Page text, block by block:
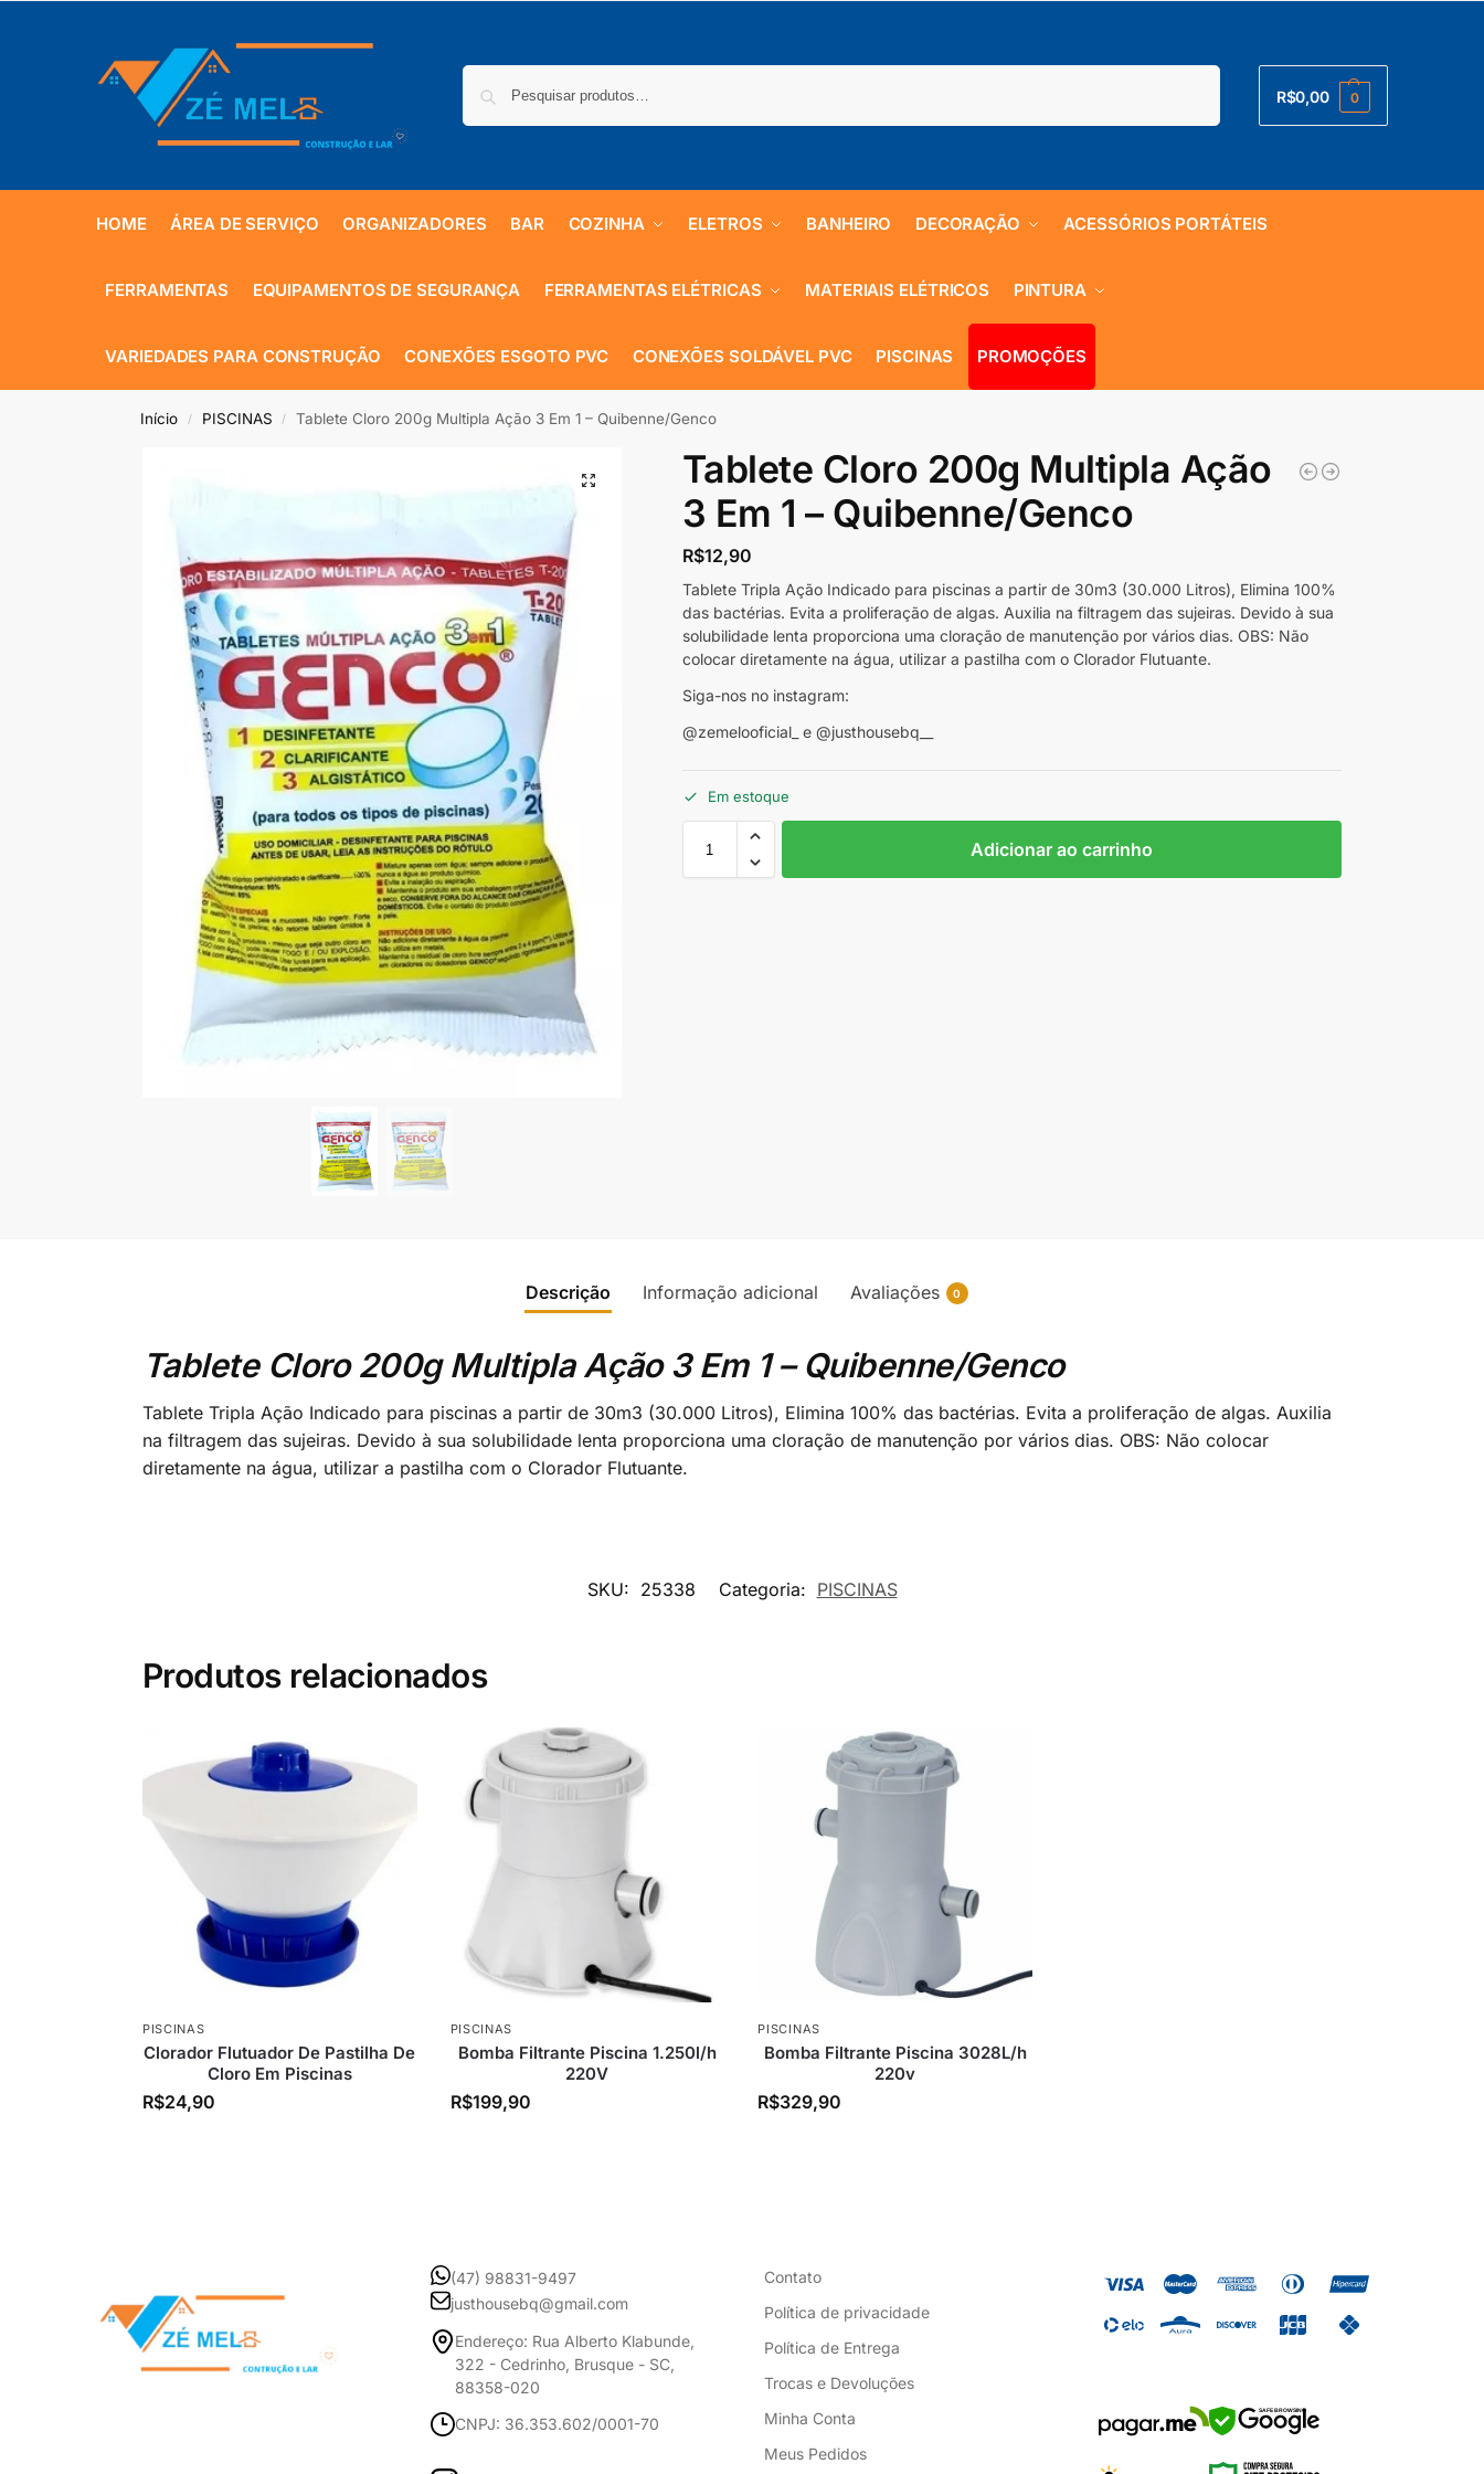
R$0,00 0
HOME ÁREA DE SERVIÇO ORGANIZADORES BAR COZINHA ELETROS BANHEIRO DECORAÇÃO ACESSÓRIOS PORTÁTEIS
FERRAMENTAS EQUIPAMENTOS DE SEGURANÇA FERRAMENTAS ELÉTRICAS MATERIAIS ELÉTRICOS PINTURA
VARIEDADES PARA CONSTRUÇÃO CONEXÕES ESGOTO PVC CONEXÕES SOLDÁVEL PVC PISCINAS PROMOÇÕES
Início / PISCINAS / Tablete Cloro 200g Multipla Ação 3 Em 1 – Quibenne/Genco
Tablete Cloro 200g Multipla Ação
3 Em 1 – Quibenne/Genco
R$12,90
Tablete Tripla Ação Indicado para piscinas a partir de 30m3 (30.000 Litros), Elimina 100%
das bactérias. Evita a proliferação de algas. Auxilia na filtragem das sujeiras. Devido à sua
solubilidade lenta proporciona uma cloração de manutenção por vários dias. OBS: Não
colocar diretamente na água, utilizar a pastilha com o Clorador Flutuante.
Siga-nos no instagram:
@zemelooficial_ e @justhousebq__
Em estoque
Adicionar ao carrinho
Descrição Informação adicional Avaliações 0
Tablete Cloro 200g Multipla Ação 3 Em 1 – Quibenne/Genco
Tablete Tripla Ação Indicado para piscinas a partir de 30m3 (30.000 Litros), Elimina 100% das bactérias. Evita a proliferação de algas. Auxilia
na filtragem das sujeiras. Devido à sua solubilidade lenta proporciona uma cloração de manutenção por vários dias. OBS: Não colocar
diretamente na água, utilizar a pastilha com o Clorador Flutuante.
SKU: 25338 Categoria: PISCINAS
Produtos relacionados
PISCINAS
Clorador Flutuador De Pastilha De
Cloro Em Piscinas
R$24,90
PISCINAS
Bomba Filtrante Piscina 1.250l/h
220V
R$199,90
PISCINAS
Bomba Filtrante Piscina 3028L/h
220v
R$329,90
(47) 98831-9497
justhousebq@gmail.com
Endereço: Rua Alberto Klabunde,
322 - Cedrinho, Brusque - SC,
88358-020
CNPJ: 36.353.602/0001-70
Contato
Política de privacidade
Política de Entrega
Trocas e Devoluções
Minha Conta
Meus Pedidos
SAFE BROWSING